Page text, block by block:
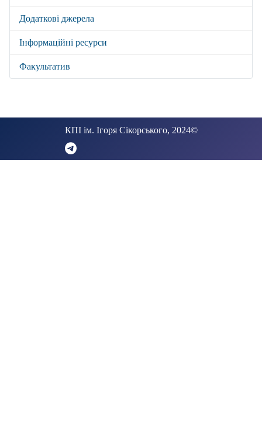
Додаткові джерела
Інформаційні ресурси
Факультатив
КПІ ім. Ігоря Сікорського, 2024©